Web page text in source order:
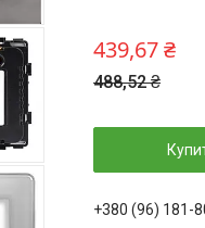
488,52 ₴
439,67 ₴
+380 (96) 181-